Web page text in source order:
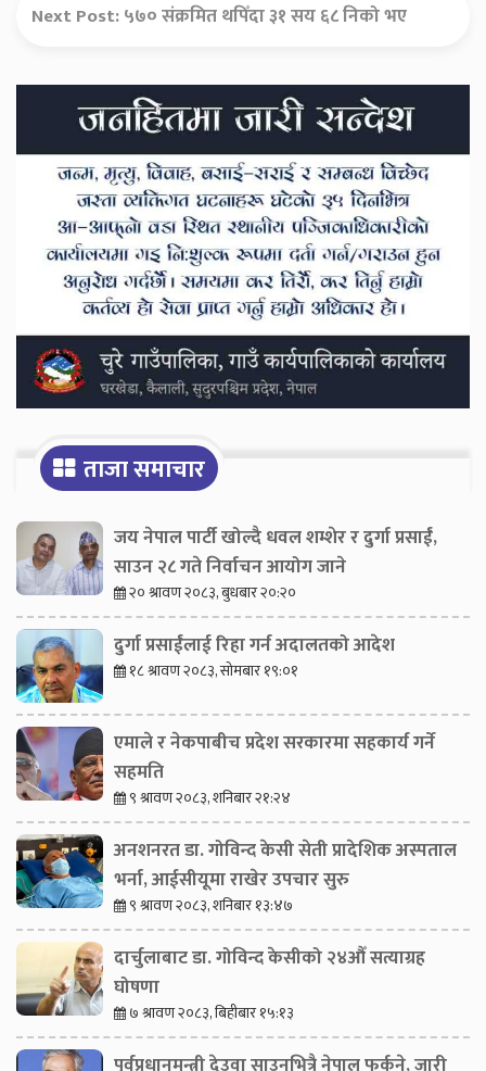
Next Post:५७० संक्रमित थपिँदा ३१ सय ६८ निको भए
Secondary
Sidebar
ताजा समाचार
जय नेपाल पार्टी खोल्दै धवल शम्शेर र दुर्गा प्रसाईं,
साउन २८ गते निर्वाचन आयोग जाने
२० श्रावण २०८३, बुधबार २०:२०
दुर्गा प्रसाईंलाई रिहा गर्न अदालतको आदेश
१८ श्रावण २०८३, सोमबार १९:०१
एमाले र नेकपाबीच प्रदेश सरकारमा सहकार्य गर्ने
सहमति
९ श्रावण २०८३, शनिबार २१:२४
अनशनरत डा. गोविन्द केसी सेती प्रादेशिक अस्पताल
भर्ना, आईसीयूमा राखेर उपचार सुरु
९ श्रावण २०८३, शनिबार १३:४७
दार्चुलाबाट डा. गोविन्द केसीको २४औँ सत्याग्रह
घोषणा
७ श्रावण २०८३, बिहीबार १५:१३